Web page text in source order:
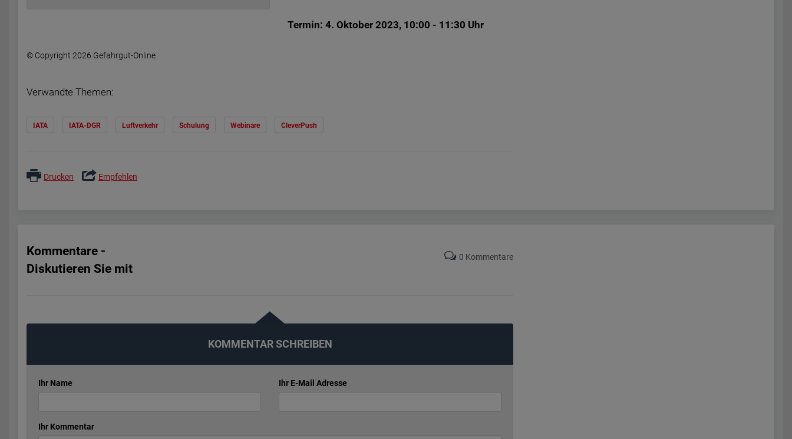
Termin: 4. Oktober 2023, 10:00 - 11:30 Uhr
© Copyright 2026 Gefahrgut-Online
Verwandte Themen:
IATA IATA-DGR Luftverkehr Schulung Webinare CleverPush
Drucken Empfehlen
0 Kommentare
Kommentare -
Diskutieren Sie mit
KOMMENTAR SCHREIBEN
Ihr Name Ihr E-Mail Adresse
Ihr Kommentar